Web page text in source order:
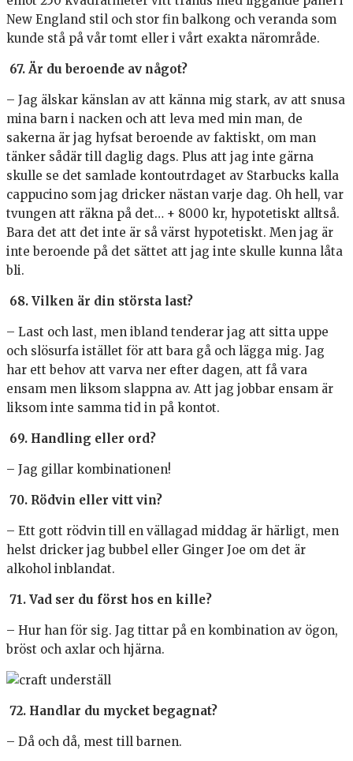
New England stil och stor fin balkong och veranda som
kunde stå på vår tomt eller i vårt exakta närområde.
67. Är du beroende av något?
– Jag älskar känslan av att känna mig stark, av att snusa
mina barn i nacken och att leva med min man, de
sakerna är jag hyfsat beroende av faktiskt, om man
tänker sådär till daglig dags. Plus att jag inte gärna
skulle se det samlade kontoutrdaget av Starbucks kalla
cappucino som jag dricker nästan varje dag. Oh hell, var
tvungen att räkna på det… + 8000 kr, hypotetiskt alltså.
Bara det att det inte är så värst hypotetiskt. Men jag är
inte beroende på det sättet att jag inte skulle kunna låta
bli.
68. Vilken är din största last?
– Last och last, men ibland tenderar jag att sitta uppe
och slösurfa istället för att bara gå och lägga mig. Jag
har ett behov att varva ner efter dagen, att få vara
ensam men liksom slappna av. Att jag jobbar ensam är
liksom inte samma tid in på kontot.
69. Handling eller ord?
– Jag gillar kombinationen!
70. Rödvin eller vitt vin?
– Ett gott rödvin till en vällagad middag är härligt, men
helst dricker jag bubbel eller Ginger Joe om det är
alkohol inblandat.
71. Vad ser du först hos en kille?
– Hur han för sig. Jag tittar på en kombination av ögon,
bröst och axlar och hjärna.
72. Handlar du mycket begagnat?
– Då och då, mest till barnen.